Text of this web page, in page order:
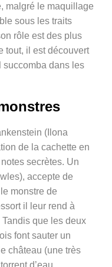
malgré le maquillage
sous les traits
rôle est des plus
tout, il est découvert
succomba dans les
(Ilona
de la cachette en
secrètes. Un
accepte de
monstre de
il leur rend à
que les deux
font sauter un
château (une très
d’eau